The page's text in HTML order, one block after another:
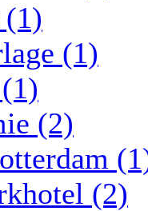
(1)
(2)
(2)